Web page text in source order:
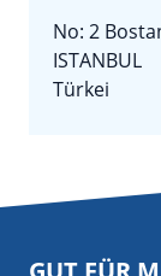
No: 2
ISTANBUL
Türkei